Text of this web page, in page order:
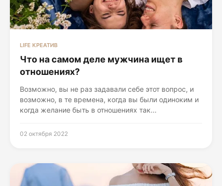
LIFE КРЕАТИВ
Что на самом деле мужчина ищет в
отношениях?
Возможно, вы не раз задавали себе этот вопрос, и
возможно, в те времена, когда вы были одиноким и
когда желание быть в отношениях так...
02 октября 2022